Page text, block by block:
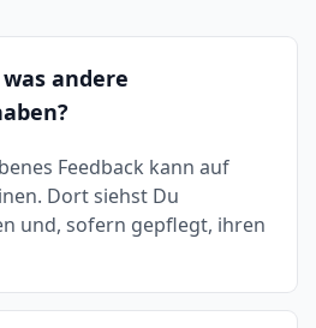
andere
Feedback kann auf
Dort siehst Du
und, sofern gepflegt, ihren